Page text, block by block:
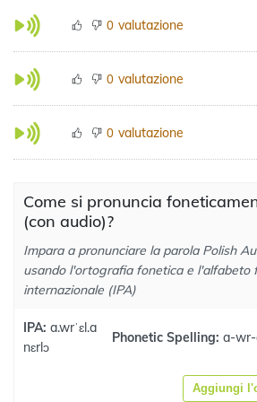
0 valutazione
0 valutazione
0 valutazione
Come si pronuncia
(con audio)?
Impara a pronunciare la parola Polish
usando l'ortografia fonetica e l'alfabeto
internazionale (IPA)
IPA: a.wrˈɛl.a
nɛrlɔ
Phonetic Spelling: a-
Aggiungi